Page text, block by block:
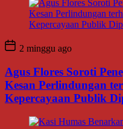
2 minggu ago
Agus Flores Soroti
Kesan Perlindungan
Kepercayaan Publik